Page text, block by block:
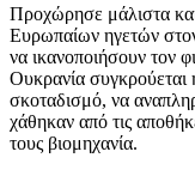
Προχώρησε μάλιστα
Ευρωπαίων ηγετών στον
να ικανοποιήσουν τον
Ουκρανία συγκρούεται
σκοταδισμό, να
χάθηκαν από τις
τους βιομηχανία.